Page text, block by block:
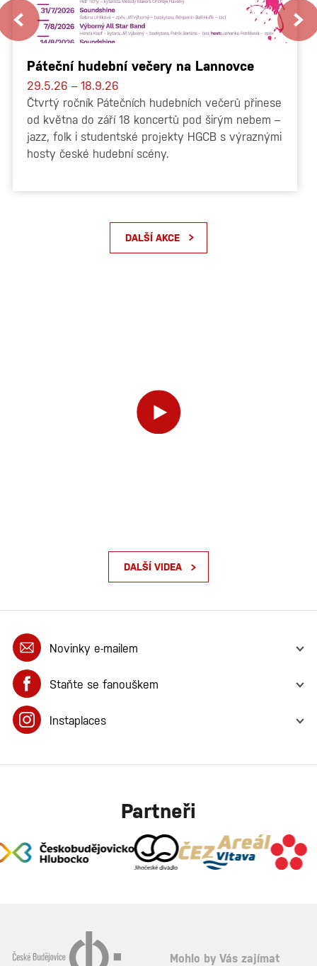
Páteční hudební večery na Lannovce
29.5.26 – 18.9.26
Čtvrtý ročník Pátečních hudebních večerů přinese
od května do září 18 koncertů pod širým nebem –
jazz, folk i studentské projekty HGCB s výraznými
hosty české hudební scény.
DALŠÍ AKCE
DALŠÍ VIDEA
Novinky e-mailem
K ODBĚRU
Staňte se fanouškem
Instaplaces
Partneři
Mohlo by Vás zajímat